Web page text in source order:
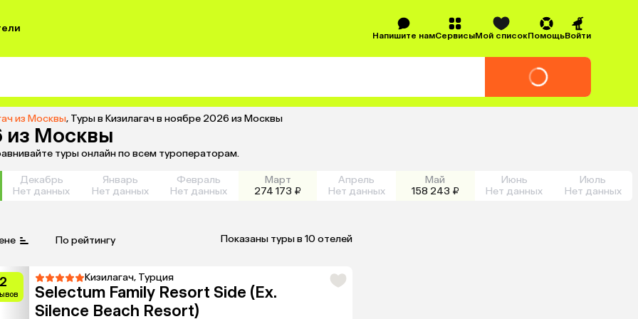
Напишите намСервисыМой списокПомощьВойти
из Москвы, Туры в Кизилагач в ноябре 2026 из Москвы
из Москвы
туры онлайн по всем туроператорам.
Декабрь
Нет данных
Январь
Нет данных
Февраль
Нет данных
Март
274 173 ₽
Апрель
Нет данных
Май
158 243 ₽
Июнь
Нет данных
Июль
Нет данных
По рейтингу Показаны туры в 10 отелей
Кизилагач, Турция
Selectum Family Resort Side (Ex.
Silence Beach Resort)